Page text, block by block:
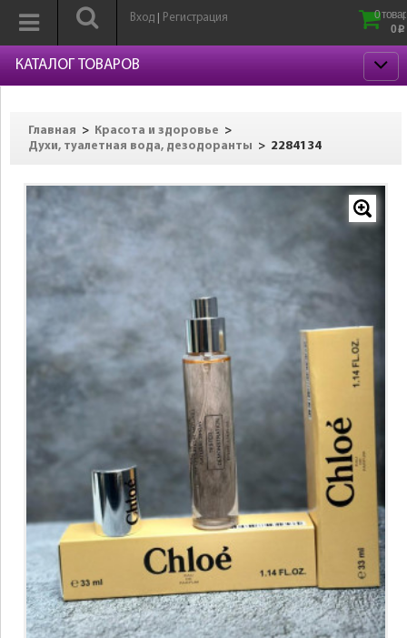
Вход Регистрация
0
0 p
КАТАЛОГ ТОВАРОВ
Главная > Красота и здоровье >
Духи, туалетная вода, дезодоранты > 2284134